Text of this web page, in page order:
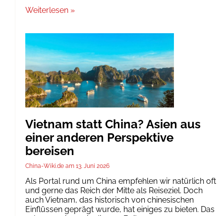
Weiterlesen »
Vietnam statt China? Asien aus
einer anderen Perspektive
bereisen
China-Wiki.de 13. Juni 2026
Als Portal rund um China empfehlen wir natürlich oft
und gerne das Reich der Mitte als Reiseziel. Doch
auch Vietnam, das historisch von chinesischen
Einflüssen geprägt wurde, hat einiges zu bieten. Das